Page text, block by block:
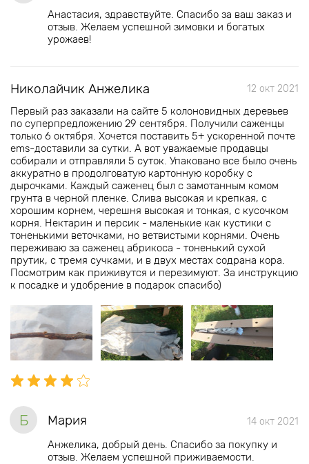
Анастасия, здравствуйте. Спасибо за ваш заказ и
отзыв. Желаем успешной зимовки и богатых
урожаев!
Николайчик Анжелика 12 окт 2021
Первый раз заказали на сайте 5 колоновидных деревьев
по суперпредложению 29 сентября. Получили саженцы
только 6 октября. Хочется поставить 5+ ускоренной почте
ems-доставили за сутки. А вот уважаемые продавцы
собирали и отправляли 5 суток. Упаковано все было очень
аккуратно в продолговатую картонную коробку с
дырочками. Каждый саженец был с замотанным комом
грунта в черной пленке. Слива высокая и крепкая, с
хорошим корнем, черешня высокая и тонкая, с кусочком
корня. Нектарин и персик - маленькие как кустики с
тоненькими веточками, но ветвистыми корнями. Очень
переживаю за саженец абрикоса - тоненький сухой
прутик, с тремя сучками, и в двух местах содрана кора.
Посмотрим как приживутся и перезимуют. За инструкцию
к посадке и удобрение в подарок спасибо)
Б Мария 14 окт 2021
Анжелика, добрый день. Спасибо за покупку и
отзыв. Желаем успешной приживаемости.